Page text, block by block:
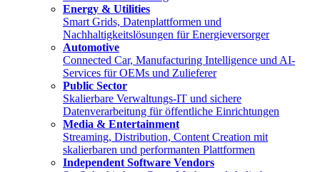
Energy & Utilities
Smart Grids, Datenplattformen und
Nachhaltigkeitslösungen für Energieversorger
Automotive
Connected Car, Manufacturing Intelligence und AI-
Services für OEMs und Zulieferer
Public Sector
Skalierbare Verwaltungs-IT und sichere
Datenverarbeitung für öffentliche Einrichtungen
Media & Entertainment
Streaming, Distribution, Content Creation mit
skalierbaren und performanten Plattformen
Independent Software Vendors